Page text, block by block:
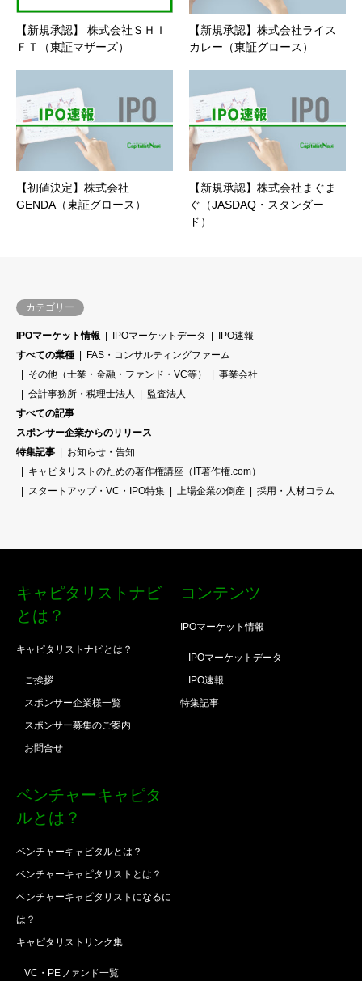
【新規承認】 株式会社ＳＨＩ
ＦＴ（東証マザーズ）
【新規承認】株式会社ライス
カレー（東証グロース）
【初値決定】株式会社
GENDA（東証グロース）
【新規承認】株式会社まぐま
ぐ（JASDAQ・スタンダー
ド）
カテゴリー
IPOマーケット情報 IPOマーケットデータ
IPO速報
すべての業種
FAS・コンサルティングファーム
その他（士業・金融・ファンド・VC等）
事業会社
会計事務所・税理士法人
監査法人
すべての記事
スポンサー企業からのリリース
特集記事
お知らせ・告知
キャピタリストのための著作権講座（IT著作権.com）
スタートアップ・VC・IPO特集
上場企業の倒産 採用・人材コラム
キャピタリストナビ
とは？
キャピタリストナビとは？
ご挨拶
スポンサー企業様一覧
スポンサー募集のご案内
お問合せ
コンテンツ
IPOマーケット情報
IPOマーケットデータ
IPO速報
特集記事
ベンチャーキャピタ
ルとは？
ベンチャーキャピタルとは？
ベンチャーキャピタリストとは？
ベンチャーキャピタリストになるに
は？
キャピタリストリンク集
VC・PEファンド一覧